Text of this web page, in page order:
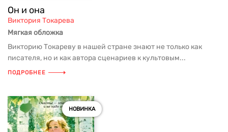
Он и она
Виктория Токарева
Мягкая обложка
Викторию Токареву в нашей стране знают не только как
писателя, но и как автора сценариев к культовым...
ПОДРОБНЕЕ
НОВИНКА